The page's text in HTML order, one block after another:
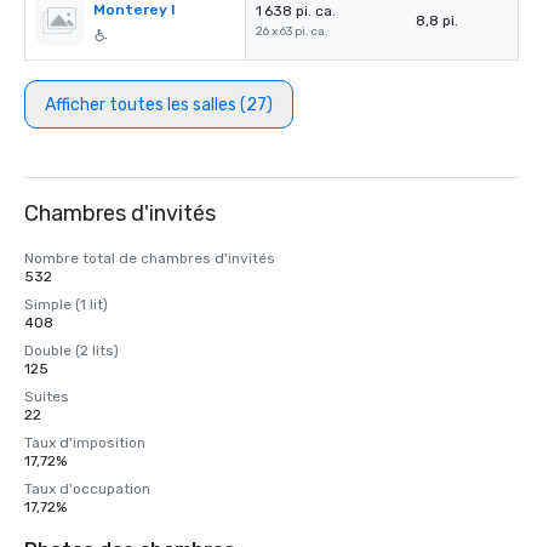
Monterey I 1 638 pi. ca.
26 x 63 pi. ca.
8,8 pi.
Afficher toutes les salles (27)
Chambres d'invités
Nombre total de chambres d'invités
532
Simple (1 lit)
408
Double (2 lits)
125
Suites
22
Taux d'imposition
17,72%
Taux d'occupation
17,72%